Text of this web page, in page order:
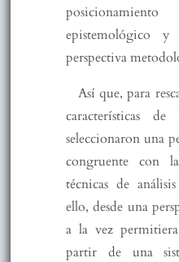
epistemológico
perspectiva
Así que, para
características
seleccionaron una
congruente con
técnicas de
ello, desde una
a la vez
partir de una